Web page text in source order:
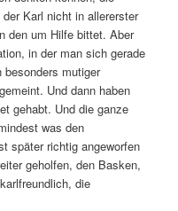
Karl nicht in allererster
den um Hilfe bittet. Aber
in der man sich gerade
besonders mutiger
Und dann haben
gehabt. Und die ganze
was den
später richtig angeworfen
geholfen, den Basken,
die